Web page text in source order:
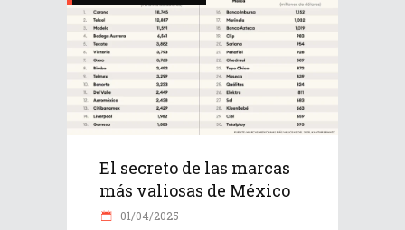
El secreto de las marcas
más valiosas de México
01/04/2025